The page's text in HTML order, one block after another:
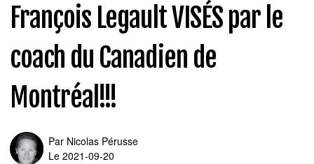
François Legault VISÉS par le
coach du Canadien de
Montréal!!!
Par Nicolas Pérusse
Le 2021-09-20